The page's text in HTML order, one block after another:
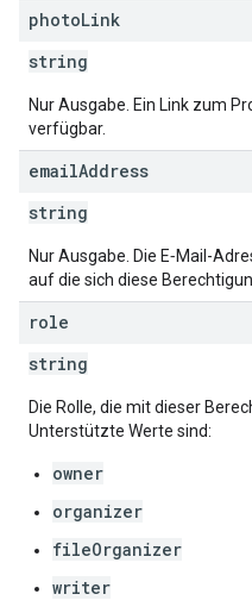
photoLink
string
Nur Ausgabe. Ein Link zum
verfügbar.
emailAddress
string
Nur Ausgabe. Die E‑Mail-
auf die sich diese
role
string
Die Rolle, die mit dieser
Unterstützte Werte sind:
owner
organizer
fileOrganizer
writer